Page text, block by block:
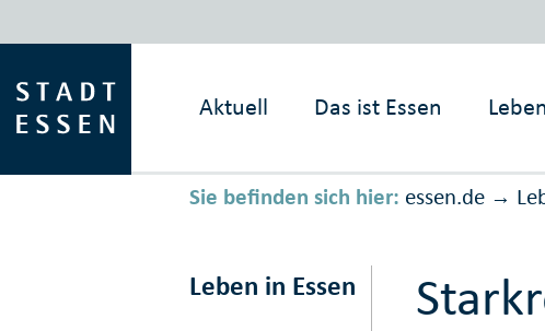
Aktuell Das ist Essen
Sie befinden sich hier: essen.de →
Leben in Essen